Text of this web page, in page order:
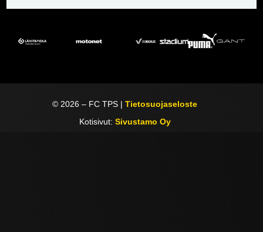
© 2026 – FC TPS |Tietosuojaseloste
Kotisivut: Sivustamo Oy